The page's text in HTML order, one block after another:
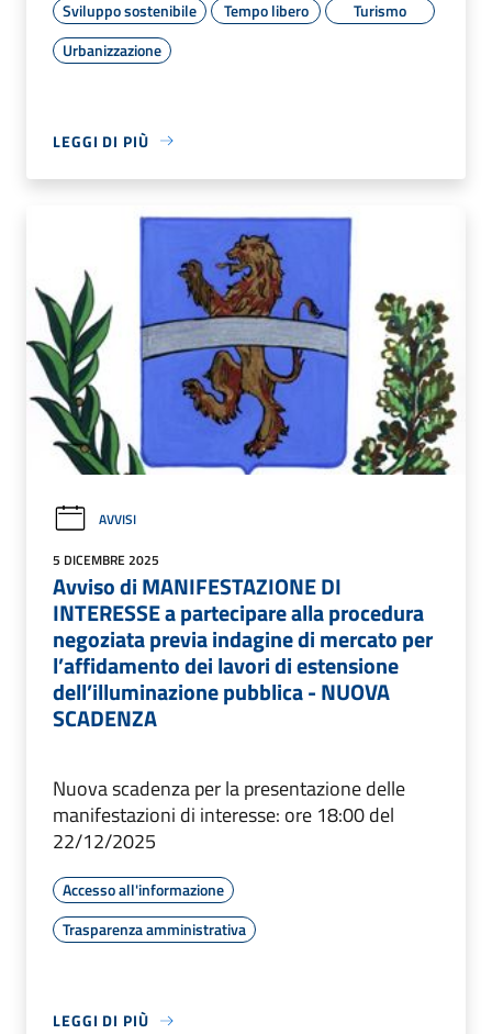
Sviluppo sostenibile Tempo libero
Turismo
Urbanizzazione
LEGGI DI PIÙ
AVVISI
5 DICEMBRE 2025
Avviso di MANIFESTAZIONE DI
INTERESSE a partecipare alla procedura
negoziata previa indagine di mercato per
l’affidamento dei lavori di estensione
dell’illuminazione pubblica - NUOVA
SCADENZA
Nuova scadenza per la presentazione delle
manifestazioni di interesse: ore 18:00 del
22/12/2025
Accesso all'informazione
Trasparenza amministrativa
LEGGI DI PIÙ